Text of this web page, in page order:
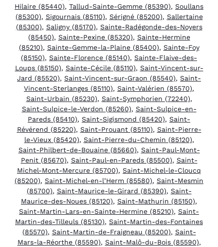
Hilaire (85440), Tallud-Sainte-Gemme (85390), Soullans
(85300), Sigournais (85110), Sérigné (85200), Sallertaine
(85300), Saligny (85170), Sainte-Radégonde-des-Noyers
(85450), Sainte-Pexine (85320), Sainte-Hermine
(85210), Sainte-Gemme-la-Plaine (85400), Sainte-Foy
(85150), Sainte-Florence (85140), Sainte-Flaive-des-
Loups (85150), Sainte-Cécile (85110), Saint-Vincent-sur-
Jard (85520), Saint-Vincent-sur-Graon (85540), Saint-
Vincent-Sterlanges (85110), Saint-Valérien (85570),
Saint-Urbain (85230), Saint-Symphorien (72240),
Saint-Sulpice-le-Verdon (85260), Saint-Sulpice-en-
Pareds (85410), Saint-Sigismond (85420), Saint-
Révérend (85220), Saint-Prouant (85110), Saint-Pierre-
le-Vieux (85420), Saint-Pierre-du-Chemin (85120),
Saint-Philbert-de-Bouaine (85660), Saint-Paul-Mont-
Penit (85670), Saint-Paul-en-Pareds (85500), Saint-
Michel-Mont-Mercure (85700), Saint-Michel-le-Cloucq
(85200), Saint-Michel-en-l’Herm (85580), Saint-Mesmin
(85700), Saint-Maurice-le-Girard (85390), Saint-
Maurice-des-Noues (85120), Saint-Mathurin (85150),
Saint-Martin-Lars-en-Sainte-Hermine (85210), Saint-
Martin-des-Tilleuls (85130), Saint-Martin-des-Fontaines
(85570), Saint-Martin-de-Fraigneau (85200), Saint-
Mars-la-Réorthe (85590), Saint-Malô-du-Bois (85590),